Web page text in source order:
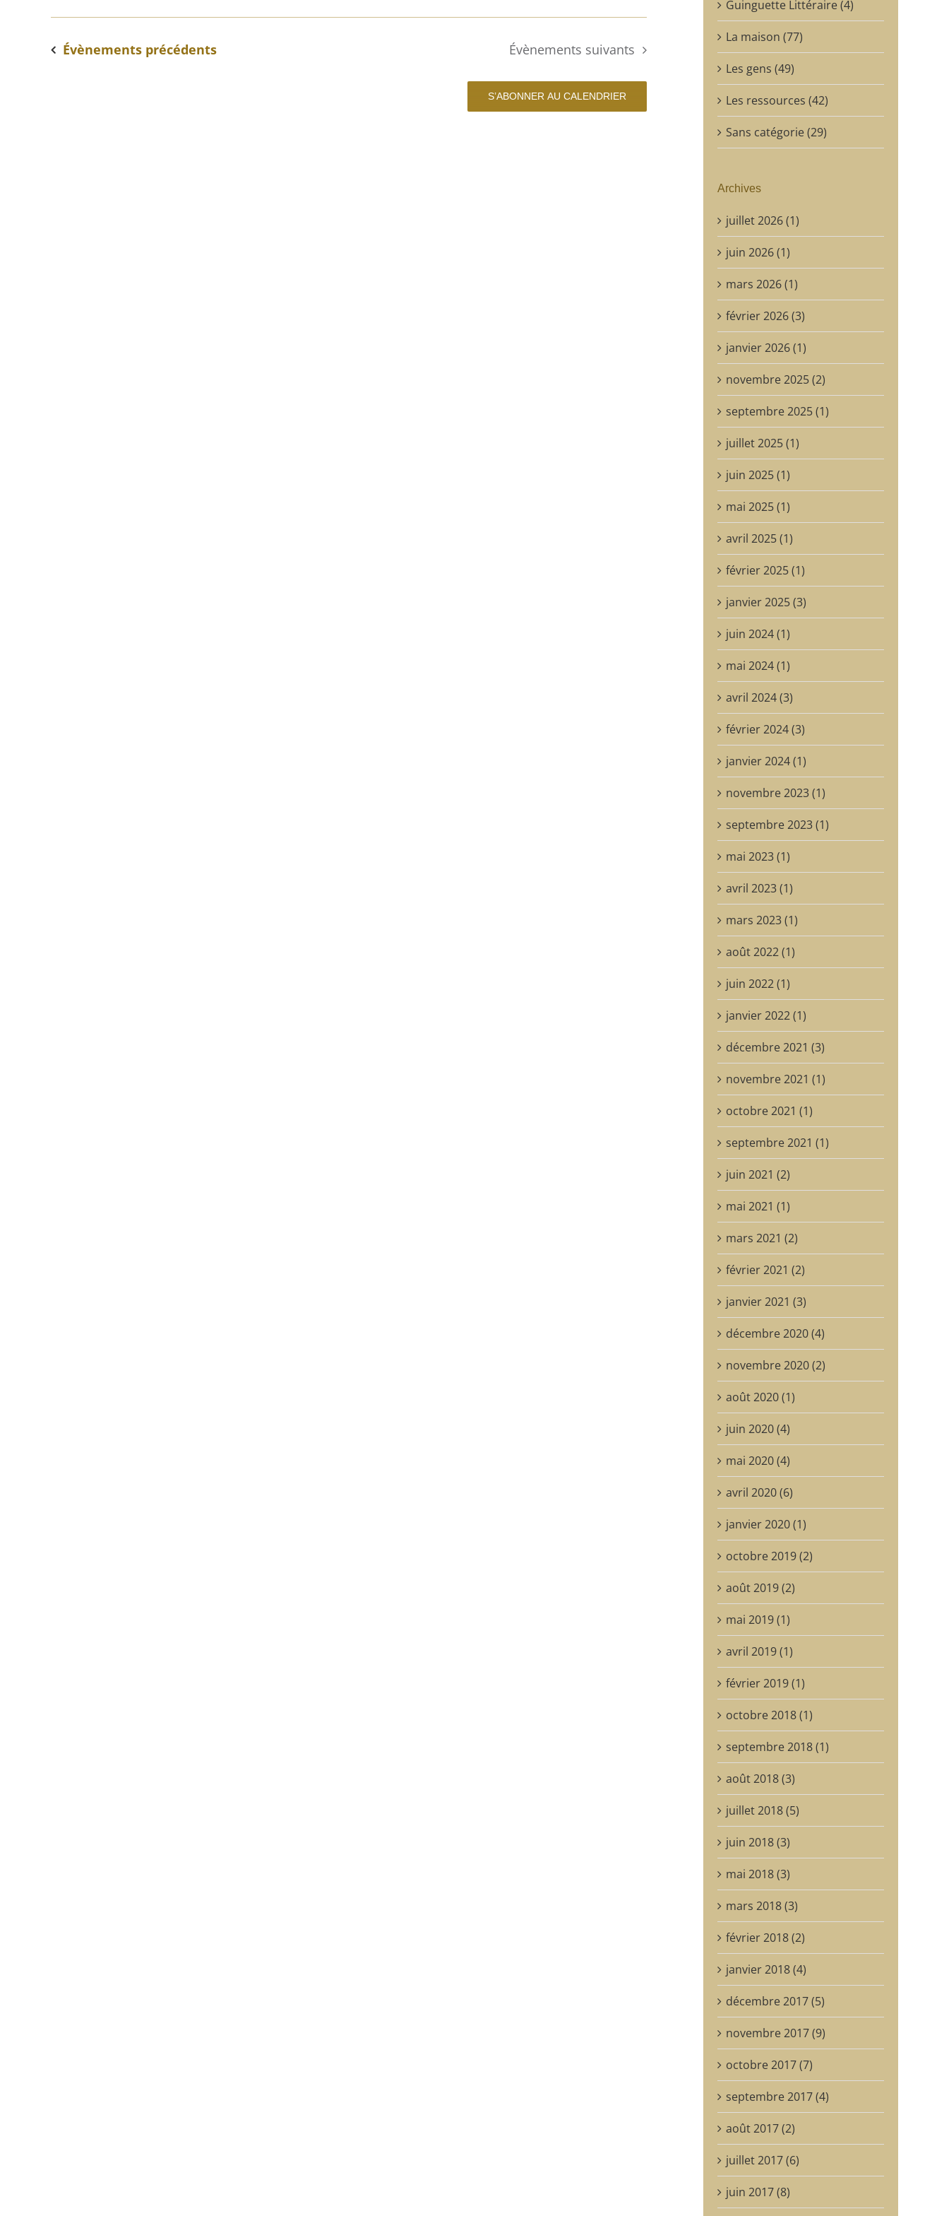
Évènementsprécédents Évènements suivants
S’ABONNER AU CALENDRIER
Guinguette Littéraire (4)
La maison (77)
Les gens (49)
Les ressources (42)
Sans catégorie (29)
Archives
juillet 2026 (1)
juin 2026 (1)
mars 2026 (1)
février 2026 (3)
janvier 2026 (1)
novembre 2025 (2)
septembre 2025 (1)
juillet 2025 (1)
juin 2025 (1)
mai 2025 (1)
avril 2025 (1)
février 2025 (1)
janvier 2025 (3)
juin 2024 (1)
mai 2024 (1)
avril 2024 (3)
février 2024 (3)
janvier 2024 (1)
novembre 2023 (1)
septembre 2023 (1)
mai 2023 (1)
avril 2023 (1)
mars 2023 (1)
août 2022 (1)
juin 2022 (1)
janvier 2022 (1)
décembre 2021 (3)
novembre 2021 (1)
octobre 2021 (1)
septembre 2021 (1)
juin 2021 (2)
mai 2021 (1)
mars 2021 (2)
février 2021 (2)
janvier 2021 (3)
décembre 2020 (4)
novembre 2020 (2)
août 2020 (1)
juin 2020 (4)
mai 2020 (4)
avril 2020 (6)
janvier 2020 (1)
octobre 2019 (2)
août 2019 (2)
mai 2019 (1)
avril 2019 (1)
février 2019 (1)
octobre 2018 (1)
septembre 2018 (1)
août 2018 (3)
juillet 2018 (5)
juin 2018 (3)
mai 2018 (3)
mars 2018 (3)
février 2018 (2)
janvier 2018 (4)
décembre 2017 (5)
novembre 2017 (9)
octobre 2017 (7)
septembre 2017 (4)
août 2017 (2)
juillet 2017 (6)
juin 2017 (8)